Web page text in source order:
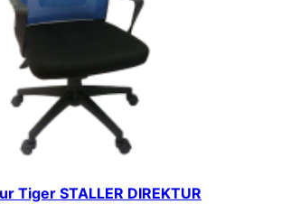
Tiger STALLER DIREKTUR